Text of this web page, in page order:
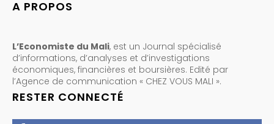
A PROPOS
L’Economiste du Mali, est un Journal spécialisé
d’informations, d’analyses et d’investigations
économiques, financières et boursières. Edité par
l’Agence de communication « CHEZ VOUS MALI ».
RESTER CONNECTÉ